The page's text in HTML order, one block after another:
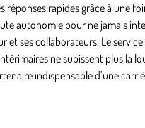
rapides grâce à une
autonomie pour ne jamais
et ses collaborateurs. Le
ne subissent plus la
indispensable d’une